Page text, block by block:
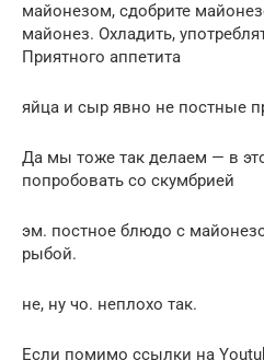
майонезом, сдобрите
майонез. Охладить,
Приятного аппетита
яйца и сыр явно не постные
Да мы тоже так делаем — в
попробовать со скумбрией
эм. постное блюдо с
рыбой.
не, ну чо. неплохо так.
Если помимо ссылки на